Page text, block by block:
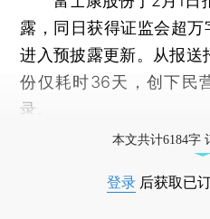
露，同日获得证监会超
进入预披露更新。从报送
份仅耗时36天，创下民
录。
本文共计6184字
登录 后获取已